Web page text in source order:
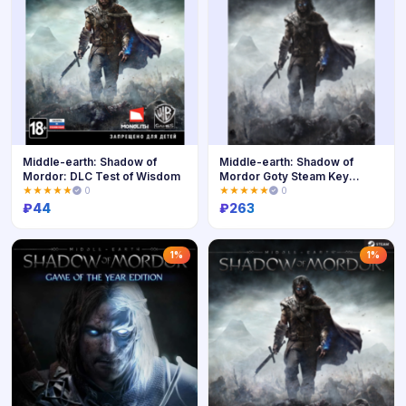
Купить
Middle-earth: Shadow of
Mordor: DLC Test of Wisdom
★★★★★ 0
₽44
Купить
Middle-earth: Shadow of
Mordor Goty Steam Key
GLOBAL
★★★★★ 0
₽263
1% 1%